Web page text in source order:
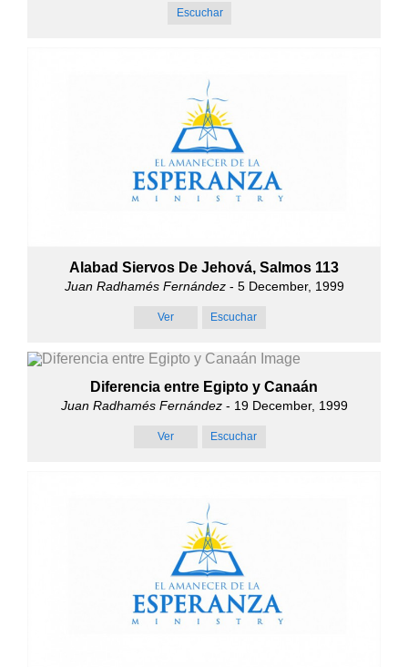
Escuchar
Alabad Siervos De Jehová, Salmos 113
Juan Radhamés Fernández- 5 December, 1999
Ver Escuchar
Diferencia entre Egipto y Canaán
Juan Radhamés Fernández- 19 December, 1999
Ver Escuchar